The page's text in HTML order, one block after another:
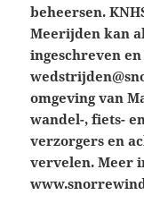
beheersen.
Meerijden kan
ingeschreven
omgeving van
wandel-, fiets-
verzorgers en
vervelen. Meer